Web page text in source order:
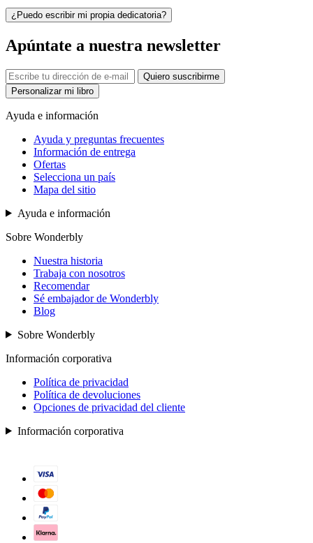
¿Puedo escribir mi propia dedicatoria?
Apúntate a nuestra newsletter
Quiero suscribirme
Personalizar mi libro
Ayuda e información
Ayuda y preguntas frecuentes
Información de entrega
Ofertas
Selecciona un país
Mapa del sitio
Ayuda e información
Sobre Wonderbly
Nuestra historia
Trabaja con nosotros
Recomendar
Sé embajador de Wonderbly
Blog
Sobre Wonderbly
Información corporativa
Política de privacidad
Política de devoluciones
Opciones de privacidad del cliente
Información corporativa